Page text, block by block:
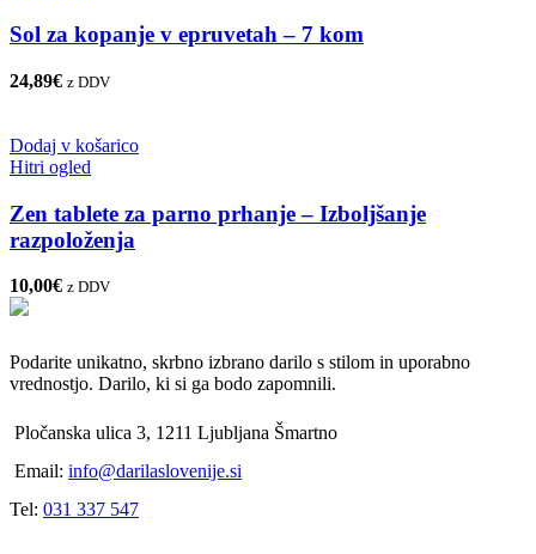
Sol za kopanje v epruvetah – 7 kom
24,89€ z DDV
Dodaj v košarico
Hitri ogled
Zen tablete za parno prhanje – Izboljšanje
razpoloženja
10,00€ z DDV
Podarite unikatno, skrbno izbrano darilo s stilom in uporabno
vrednostjo. Darilo, ki si ga bodo zapomnili.
Pločanska ulica 3, 1211 Ljubljana Šmartno
Email: info@darilaslovenije.si
Tel: 031 337 547